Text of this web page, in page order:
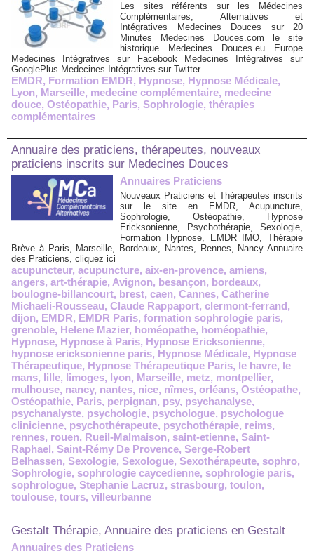
Les sites référents sur les Médecines
Complémentaires, Alternatives et
Intégratives Medecines Douces sur 20
Minutes Medecines Douces.com le site
historique Medecines Douces.eu Europe
Medecines Intégratives sur Facebook Medecines Intégratives sur
GooglePlus Medecines Intégratives sur Twitter...
EMDR, Formation EMDR, Hypnose, Hypnose Médicale,
Lyon, Marseille, medecine complémentaire, medecine
douce, Ostéopathie, Paris, Sophrologie, thérapies
complémentaires
Annuaire des praticiens, thérapeutes, nouveaux
praticiens inscrits sur Medecines Douces
Annuaires Praticiens
Nouveaux Praticiens et Thérapeutes inscrits
sur le site en EMDR, Acupuncture,
Sophrologie, Ostéopathie, Hypnose
Ericksonienne, Psychothérapie, Sexologie,
Formation Hypnose, EMDR IMO, Thérapie
Brève à Paris, Marseille, Bordeaux, Nantes, Rennes, Nancy Annuaire
des Praticiens, cliquez ici
acupuncteur, acupuncture, aix-en-provence, amiens,
angers, art-thérapie, Avignon, besançon, bordeaux,
boulogne-billancourt, brest, caen, Cannes, Catherine
Michaeli-Rousseau, Claude Rappaport, clermont-ferrand,
dijon, EMDR, EMDR Paris, formation sophrologie paris,
grenoble, Helene Mazier, homéopathe, homéopathie,
Hypnose, Hypnose à Paris, Hypnose Ericksonienne,
hypnose ericksonienne paris, Hypnose Médicale, Hypnose
Thérapeutique, Hypnose Thérapeutique Paris, le havre, le
mans, lille, limoges, lyon, Marseille, metz, montpellier,
mulhouse, nancy, nantes, nice, nîmes, orléans, Ostéopathe,
Ostéopathie, Paris, perpignan, psy, psychanalyse,
psychanalyste, psychologie, psychologue, psychologue
clinicienne, psychothérapeute, psychothérapie, reims,
rennes, rouen, Rueil-Malmaison, saint-etienne, Saint-
Raphael, Saint-Rémy De Provence, Serge-Robert
Belhassen, Sexologie, Sexologue, Sexothérapeute, sophro,
Sophrologie, sophrologie caycedienne, sophrologie paris,
sophrologue, Stephanie Lacruz, strasbourg, toulon,
toulouse, tours, villeurbanne
Gestalt Thérapie, Annuaire des praticiens en Gestalt
Annuaires des Praticiens